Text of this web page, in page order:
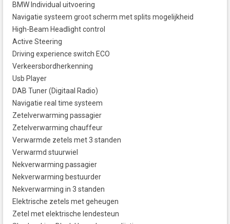
BMW Individual uitvoering
Navigatie systeem groot scherm met splits mogelijkheid
High-Beam Headlight control
Active Steering
Driving experience switch ECO
Verkeersbordherkenning
Usb Player
DAB Tuner (Digitaal Radio)
Navigatie real time systeem
Zetelverwarming passagier
Zetelverwarming chauffeur
Verwarmde zetels met 3 standen
Verwarmd stuurwiel
Nekverwarming passagier
Nekverwarming bestuurder
Nekverwarming in 3 standen
Elektrische zetels met geheugen
Zetel met elektrische lendesteun